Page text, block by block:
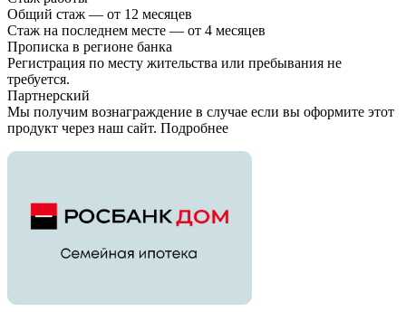
Общий стаж — от 12 месяцев
Стаж на последнем месте — от 4 месяцев
Прописка в регионе банка
Регистрация по месту жительства или пребывания не
требуется.
Партнерский
Мы получим вознаграждение в случае если вы оформите этот
продукт через наш сайт. Подробнее